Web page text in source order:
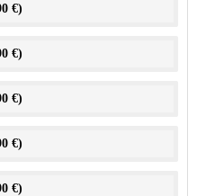
€)
€)
€)
€)
€)